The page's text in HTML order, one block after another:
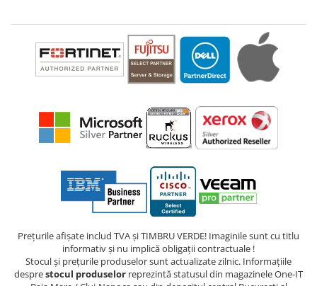
Prețurile afișate includ TVA și TIMBRU VERDE! Imaginile sunt cu titlu
informativ și nu implică obligații contractuale !
Stocul și prețurile produselor sunt actualizate zilnic. Informațiile
desprestocul produselor reprezintă statusul din magazinele One-IT